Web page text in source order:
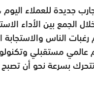
جديدة للعملاء
الجمع بين الأداء
الناس والاستجابة
عالمي مستقبلي
بسرعة نحو أن تصبح